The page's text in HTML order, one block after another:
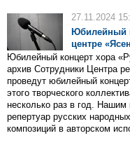
27.11.2024
Юбилейный
центре
Юбилейный концерт хора
архив Сотрудники Центра
проведут юбилейный
этого творческого
несколько раз в год. Нашим
репертуар русских
композиций в авторском